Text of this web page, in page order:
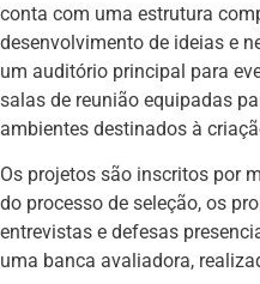
conta com uma estrutura
desenvolvimento de ideias e
um auditório principal para
salas de reunião equipadas
ambientes destinados à
Os projetos são inscritos por
do processo de seleção, os
entrevistas e defesas
uma banca avaliadora,